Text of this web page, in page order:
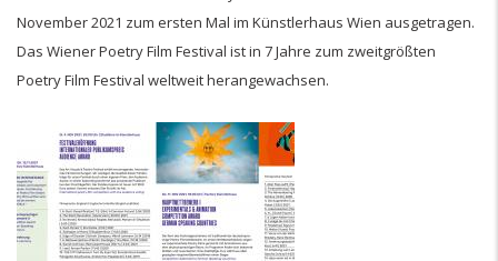
November 2021 zum ersten Mal im Künstlerhaus Wien ausgetragen.
Das Wiener Poetry Film Festival ist in 7 Jahre zum zweitgrößten
Poetry Film Festival weltweit herangewachsen.